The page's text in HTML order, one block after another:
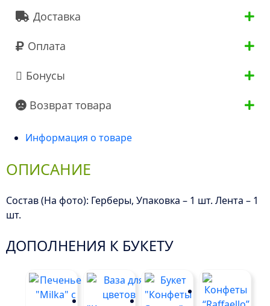
Доставка
Оплата
Бонусы
Возврат товара
Информация о товаре
ОПИСАНИЕ
Состав (На фото): Герберы, Упаковка – 1 шт. Лента – 1
шт.
ДОПОЛНЕНИЯ К БУКЕТУ